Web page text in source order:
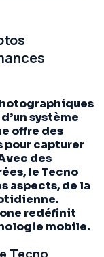
système
offre des
capturer
des
le Tecno
aspects, de la
redéfinit
mobile.
Tecno